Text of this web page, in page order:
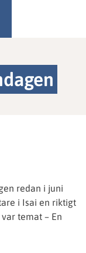
redan i juni
i Isai en riktigt
temat – En